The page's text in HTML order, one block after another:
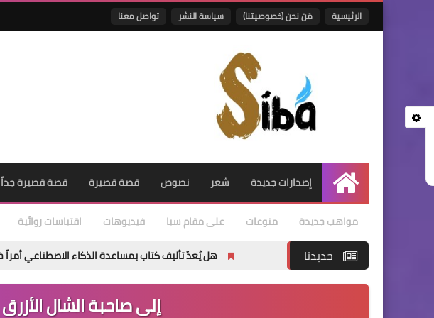
الرئيسية مَن نحن (خصوصيتنا) سياسة النشر تواصل معنا
الرئيسية
إصدارات جديدة شعر نصوص قصة قصيرة قصة قصيرة جداً
مواهب جديدة منوعات على مقام سبا فيديوهات اقتباسات روائية
جديدنا هل يُعدّ تأليف كتاب بمساعدة الذكاء الاصطناعي أمراً خاطئاً؟
إلى صاحبة الشال الأزرق